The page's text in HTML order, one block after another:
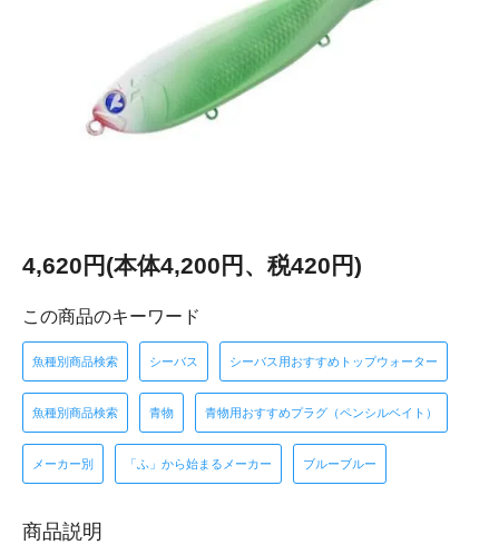
4,620円(本体4,200円、税420円)
この商品のキーワード
魚種別商品検索 シーバス シーバス用おすすめトップウォーター
魚種別商品検索 青物 青物用おすすめプラグ（ペンシルベイト）
メーカー別 「ふ」から始まるメーカー ブルーブルー
商品説明